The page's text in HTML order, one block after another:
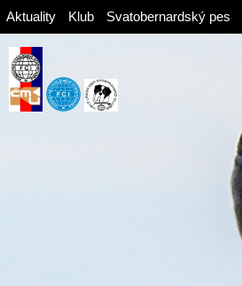
Aktuality Klub Svatobernardský pes